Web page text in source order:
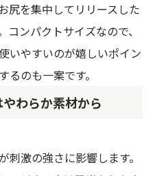
尻を集中してリリースした
ンパクトサイズなので、
いやすいのが嬉しいポイン
るのも一案です。
わらか素材から
激の強さに影響します。